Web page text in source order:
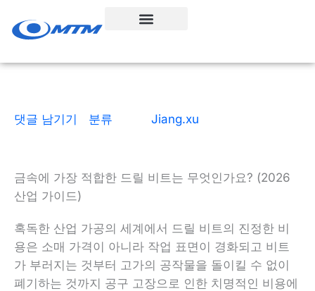
로
댓글 남기기 분류 Jiang.xu
금속에 가장 적합한 드릴 비트는 무엇인가요? (2026
산업 가이드)
혹독한 산업 가공의 세계에서 드릴 비트의 진정한 비
용은 소매 가격이 아니라 작업 표면이 경화되고 비트
가 부러지는 것부터 고가의 공작물을 돌이킬 수 없이
폐기하는 것까지 공구 고장으로 인한 치명적인 비용에